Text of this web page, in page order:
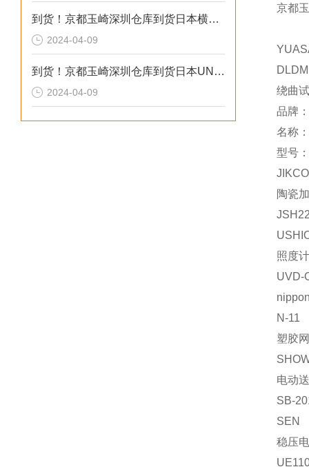
到货！京都玉崎深圳仓库到货日本横河 电导率仪传感器 SC8SG-R31-T-305-P1-A
2024-04-09
到货！京都玉崎深圳仓库到货日本UNITTA音波式皮带张力计U-550替换U-508
2024-04-09
京都
绕曲
品牌
名称
型号
JIKCO
陶瓷
照度
UVD-
N-11
塑胶网
电动
SB-
SEN
稳压